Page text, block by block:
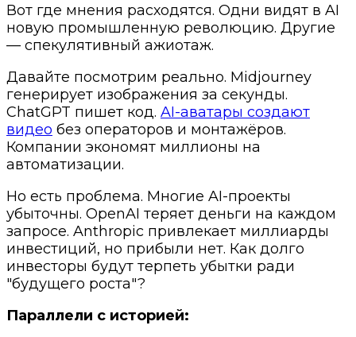
Вот где мнения расходятся. Одни видят в AI
новую промышленную революцию. Другие
— спекулятивный ажиотаж.
Давайте посмотрим реально. Midjourney
генерирует изображения за секунды.
ChatGPT пишет код. AI-аватары создают
видео без операторов и монтажёров.
Компании экономят миллионы на
автоматизации.
Но есть проблема. Многие AI-проекты
убыточны. OpenAI теряет деньги на каждом
запросе. Anthropic привлекает миллиарды
инвестиций, но прибыли нет. Как долго
инвесторы будут терпеть убытки ради
"будущего роста"?
Параллели с историей: